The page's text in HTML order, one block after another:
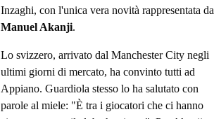
Inzaghi, con l'unica vera novità rappresentata da
Manuel Akanji.
Lo svizzero, arrivato dal Manchester City negli
ultimi giorni di mercato, ha convinto tutti ad
Appiano. Guardiola stesso lo ha salutato con
parole al miele: "È tra i giocatori che ci hanno